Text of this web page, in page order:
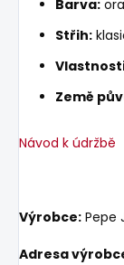
Barva:
Střih:
Země
Návod k údržbě
Výrobce: Pepe
Adresa